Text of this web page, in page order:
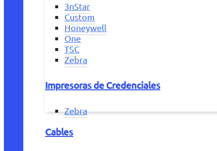
3nStar
Custom
Honeywell
One
TSC
Zebra
Impresoras de Credenciales
Zebra
Cables